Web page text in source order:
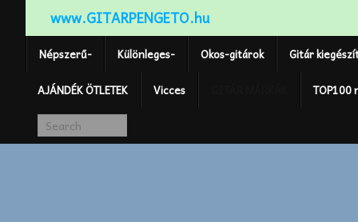
www.GITARPENGETO.hu
Népszerű- Különleges- Okos-gitárok Gitár
AJÁNDÉK ÖTLETEK Vicces TOP100